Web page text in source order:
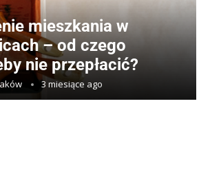
mieszkania w
– od czego
nie przepłacić?
3 miesiące ago